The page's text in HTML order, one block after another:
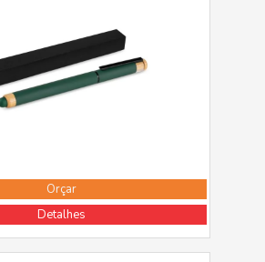
Orçar
Detalhes